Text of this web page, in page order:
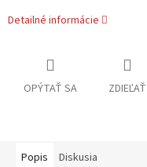
Detailné informácie
OPÝTAŤ SA ZDIEĽAŤ
Popis Diskusia